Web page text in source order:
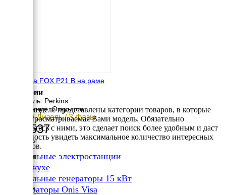
Onis Visa FOX P21 B на раме
Двигатель: Perkins
Исполнение: Открытое
16 кВт / Дизель / 3 фазы
735 537
Размеры
1420 мм
Ширина
1250 мм
Категории
В этом разделе представлены категории товаров, в которые
входит просматриваемая Вами модель. Обязательно
ознакомьтесь с ними, это сделает поиск более удобным и даст
возможность увидеть максимальное количество интересных
вариантов.
Дизельные электростанции
В кожухе
Дизельные генераторы 15 кВт
Генераторы Onis Visa